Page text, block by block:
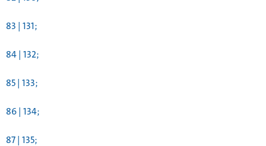
83 | 131;
84 | 132;
85 | 133;
86 | 134;
87 | 135;